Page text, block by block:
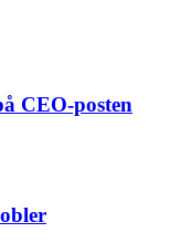
CEO-posten